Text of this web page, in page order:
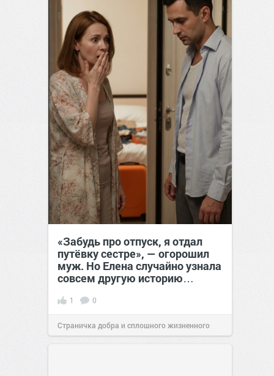
«Забудь про отпуск, я отдал
путёвку сестре», — огорошил
муж. Но Елена случайно узнала
совсем другую историю…
1 0
Страничка добра и сплошного жизненного